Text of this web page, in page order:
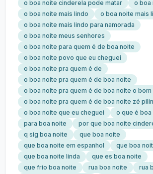
o boa noite cinderela pode matar
o boa
o boa noite mais lindo
o boa noite mais
o boa noite mais lindo para namorada
o boa noite meus senhores
o boa noite para quem é de boa noite
o boa noite povo que eu cheguei
o boa noite pra quem é de
o boa noite pra quem é de boa noite
o boa noite pra quem é de boa noite o
o boa noite pra quem é de boa noite zé
o boa noite que eu cheguei
o que é
para boa noite
por que boa noite
q sig boa noite
que boa noite
que boa noite em espanhol
que boa
que boa noite linda
que es boa noite
que frio boa noite
rua boa noite
rua